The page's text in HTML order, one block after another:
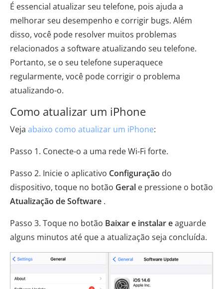
É essencial atualizar seu telefone, pois ajuda a
melhorar seu desempenho e corrigir bugs. Além
disso, você pode resolver muitos problemas
relacionados a software atualizando seu telefone.
Portanto, se o seu telefone superaquece
regularmente, você pode corrigir o problema
atualizando-o.
Como atualizar um iPhone
Veja abaixo como atualizar um iPhone:
Passo 1. Conecte-o a uma rede Wi-Fi forte.
Passo 2. Inicie o aplicativo Configuração do
dispositivo, toque no botão Geral e pressione o botão
Atualização de Software .
Passo 3. Toque no botão Baixar e instalar eaguarde
alguns minutos até que a atualização seja concluída.